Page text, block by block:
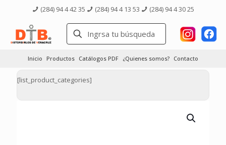
(284) 94 4 42 35 (284) 94 4 13 53 (284) 94 4 30 25
Inicio Productos Catálogos PDF ¿Quienes somos? Contacto
[list_product_categories]